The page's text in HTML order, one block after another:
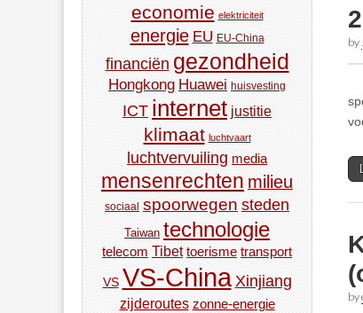
by
by
economie elektriciteit
energie EU EU-China
financiën gezondheid
Hongkong Huawei huisvesting
ICT internet justitie
klimaat luchtvaart
luchtvervuiling media
mensenrechten milieu
sociaal spoorwegen steden
Taiwan technologie
telecom Tibet toerisme transport
VS VS-China Xinjiang
zijderoutes zonne-energie